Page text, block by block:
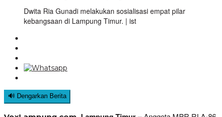
Dwita Ria Gunadi melakukan sosialisasi empat pilar
kebangsaan di Lampung Timur. | ist
🔊 Dengarkan Berita